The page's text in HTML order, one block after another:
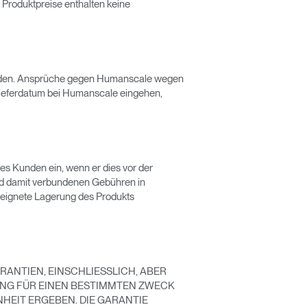
Close
enthalten keine
Ansprüche gegen Humanscale wegen
bei Humanscale eingehen,
Kunden ein, wenn er dies vor der
damit verbundenen Gebühren in
Lagerung des Produkts
EINSCHLIESSLICH, ABER
FÜR EINEN BESTIMMTEN ZWECK
ERGEBEN. DIE GARANTIE